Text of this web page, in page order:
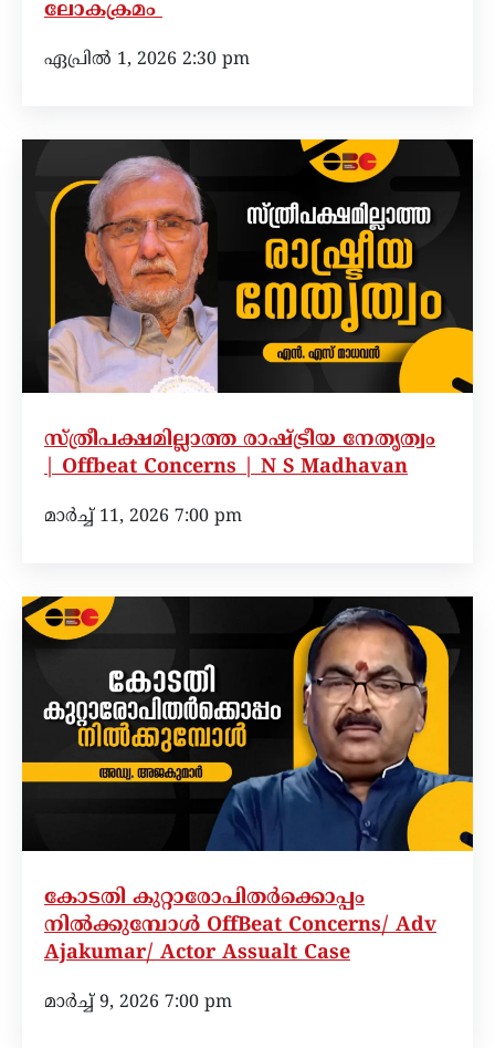
ലോകക്രമം
ഏപ്രിൽ 1, 2026 2:30 pm
സ്ത്രീപക്ഷമില്ലാത്ത രാഷ്ട്രീയ നേതൃത്വം
| Offbeat Concerns | N S Madhavan
മാർച്ച്‌ 11, 2026 7:00 pm
കോടതി കുറ്റാരോപിതർക്കൊപ്പം
നിൽക്കുമ്പോൾ OffBeat Concerns/ Adv
Ajakumar/ Actor Assualt Case
മാർച്ച്‌ 9, 2026 7:00 pm